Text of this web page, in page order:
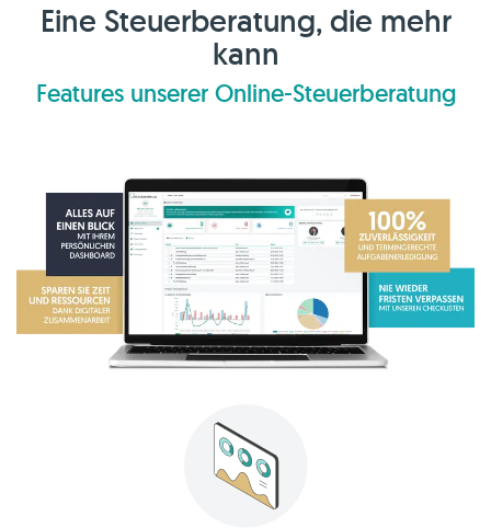
Eine Steuerberatung, die mehr
kann
Features unserer Online-Steuerberatung